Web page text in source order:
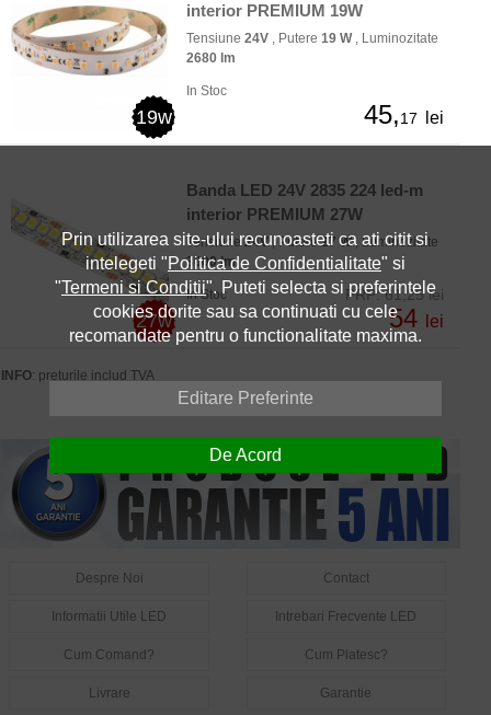
19w
interior PREMIUM 19W
Tensiune 24V , Putere 19 W, Luminozitate
2680 lm
In Stoc
45,17 lei
27w
Banda LED 24V 2835 224 led-m
interior PREMIUM 27W
Tensiune24V, Putere27 W, Luminozitate
3600 lm
In Stoc PRP: 61,25 lei
54 lei
INFO: preturile includ TVA
Despre Noi Contact
Informatii Utile LED Intrebari Frecvente LED
Cum Comand? Cum Platesc?
Livrare Garantie
Prin utilizarea site-ului recunoasteti ca ati citit si
intelegeti "Politica de Confidentialitate" si
"Termeni si Conditii". Puteti selecta si preferintele
cookies dorite sau sa continuati cu cele
recomandate pentru o functionalitate maxima.
Editare Preferinte
De Acord